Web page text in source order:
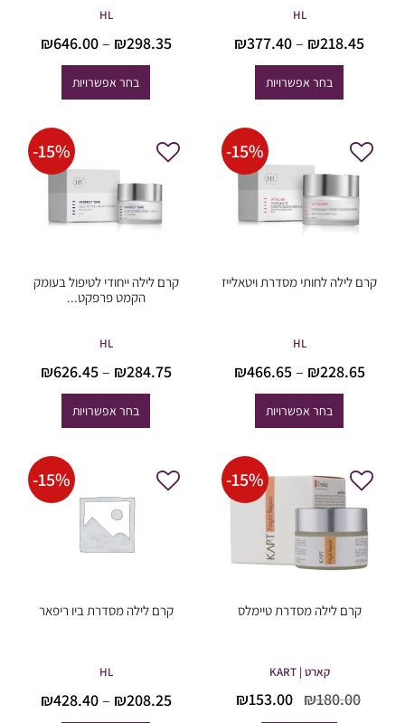
HL
₪218.45
–
₪377.40
בחר אפשרויות
HL
₪298.35
–
₪646.00
בחר אפשרויות
-15%
קרם לילה לחותי מסדרת ויטאלייז
HL
₪228.65
–
₪466.65
בחר אפשרויות
-15%
קרם לילה ייחודי לטיפול בעומק
הקמט פרפקט...
HL
₪284.75
–
₪626.45
בחר אפשרויות
-15%
קרם לילה מסדרת טיימלס
קארט | KART
₪180.00
המחיר₪153.00
-15%
קרם לילה מסדרת ביו ריפאר
HL
₪208.25
–
₪428.40